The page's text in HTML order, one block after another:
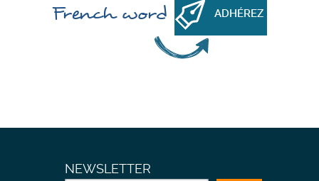
French word
ADHÉREZ
NEWSLETTER